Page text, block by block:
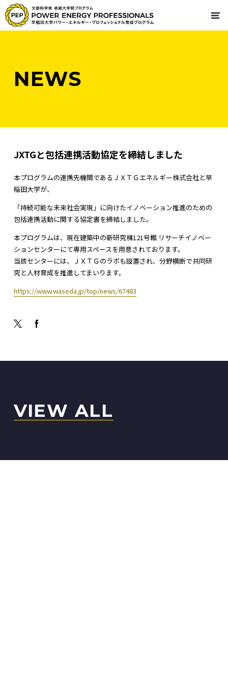
NEWS
JXTGと包括連携活動協定を締結しました
本プログラムの連携先機関であるＪＸＴＧエネルギー株式会社と早
稲田大学が、
「持続可能な未来社会実現」に向けたイノベーション推進のための
包括連携活動に関する協定書を締結しました。
本プログラムは、現在建築中の新研究棟121号館 リサーチイノベー
ションセンターにて専用スペースを用意されております。
当該センターには、ＪＸＴＧのラボも設置され、分野横断で共同研
究と人材育成を推進してまいります。
https://www.waseda.jp/top/news/67483
VIEW ALL